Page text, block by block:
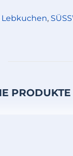
Lebkuchen,
PRODUKTE